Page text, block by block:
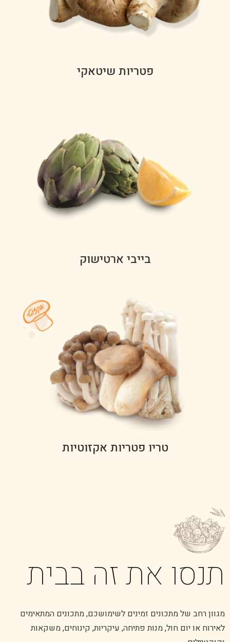
פטריות שיטאקי
בייבי ארטישוק
טריו פטריות אקזוטיות
תנסו את זה בבית
מגוון רחב של מתכונים זמינים לשימושכם, מתכונים המתאימים
לאירוח או יום חול, מנות פתיחה, עיקריות, קינוחים, משקאות